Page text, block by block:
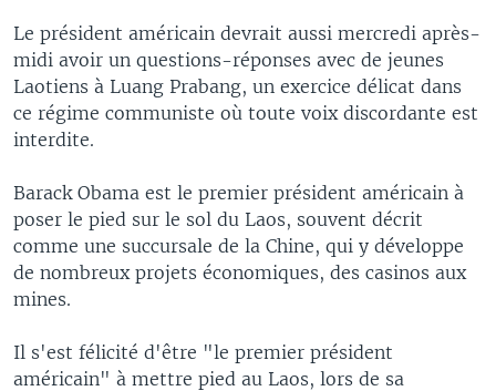
Le président américain devrait aussi mercredi après-
midi avoir un questions-réponses avec de jeunes
Laotiens à Luang Prabang, un exercice délicat dans
ce régime communiste où toute voix discordante est
interdite.
Barack Obama est le premier président américain à
poser le pied sur le sol du Laos, souvent décrit
comme une succursale de la Chine, qui y développe
de nombreux projets économiques, des casinos aux
mines.
Il s'est félicité d'être "le premier président
américain" à mettre pied au Laos, lors de sa